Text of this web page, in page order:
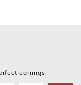
earrings.